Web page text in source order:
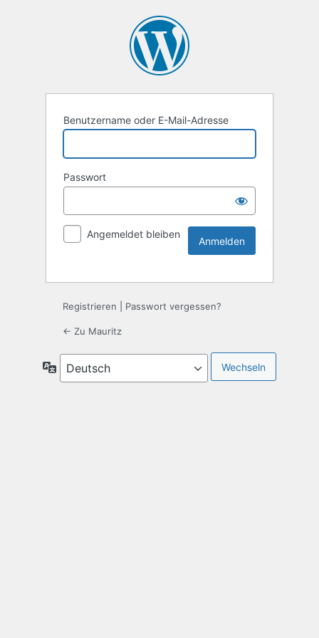
Benutzername oder E-Mail-Adresse
Passwort
Angemeldet bleiben
Registrieren Passwort vergessen?
← Zu Mauritz
Sprache